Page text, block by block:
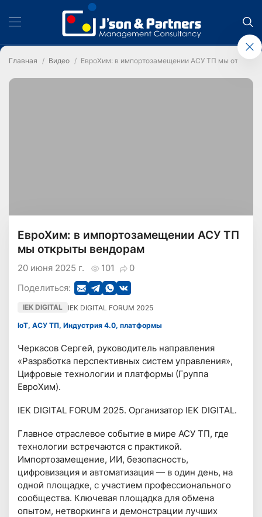
Главная Видео ЕвроХим: в импортозамещении АСУ ТП мы открыты
ЕвроХим: в импортозамещении АСУ ТП
мы открыты вендорам
101 0
20 июня 2025 г.
Поделиться:
IEK DIGITAL IEK DIGITAL FORUM 2025
IoT, АСУ ТП, Индустрия 4.0, платформы
Черкасов Сергей, руководитель направления
«Разработка перспективных систем управления»,
Цифровые технологии и платформы (Группа
ЕвроХим).
IEK DIGITAL FORUM 2025. Организатор IEK DIGITAL.
Главное отраслевое событие в мире АСУ ТП, где
технологии встречаются с практикой.
Импортозамещение, ИИ, безопасность,
цифровизация и автоматизация — в один день, на
одной площадке, с участием профессионального
сообщества. Ключевая площадка для обмена
опытом, нетворкинга и демонстрации лучших